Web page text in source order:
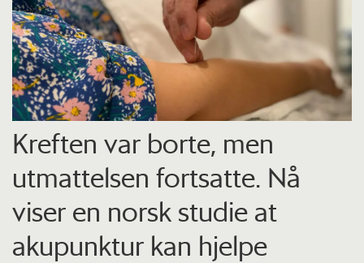
Kreften var borte, men
utmattelsen fortsatte. Nå
viser en norsk studie at
akupunktur kan hjelpe